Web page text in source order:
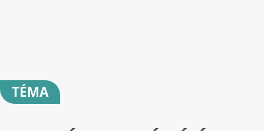
TÉMA